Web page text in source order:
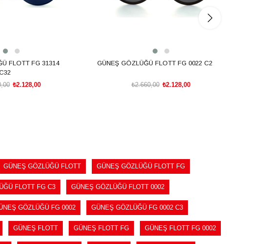
FLOTT FG 31314
₺2.128,00
GÜNEŞ GÖZLÜĞÜ FLOTT FG 0022 C2
₺2.128,00
₺2.660,00
GÜNEŞ GÖZLÜĞÜ FLOTT GÜNEŞ GÖZLÜĞÜ FLOTT FG
FLOTT FG C3 GÜNEŞ GÖZLÜĞÜ FLOTT 0002
GÖZLÜĞÜ FG 0002 GÜNEŞ GÖZLÜĞÜ FG 0002 C3
GÜNEŞ FLOTT GÜNEŞ FLOTT FG GÜNEŞ FLOTT FG 0002